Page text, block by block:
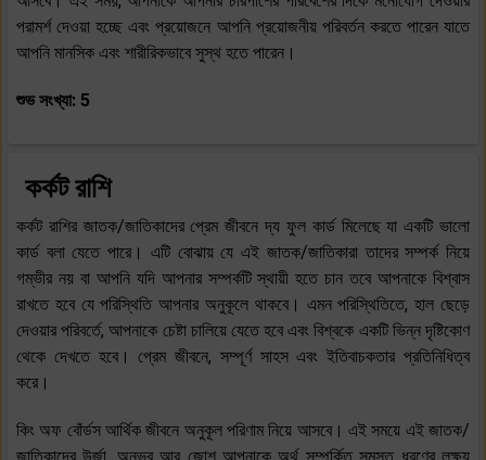
পরামর্শ দেওয়া হচ্ছে এবং প্রয়োজনে আপনি প্রয়োজনীয় পরিবর্তন করতে পারেন যাতে
আপনি মানসিক এবং শারীরিকভাবে সুস্থ হতে পারেন।
শুভ সংখ্যা: 5
কর্কট রাশি
কর্কট রাশির জাতক/জাতিকাদের প্রেম জীবনে দ্য ফুল কার্ড মিলেছে যা একটি ভালো
কার্ড বলা যেতে পারে। এটি বোঝায় যে এই জাতক/জাতিকারা তাদের সম্পর্ক নিয়ে
গম্ভীর নয় বা আপনি যদি আপনার সম্পর্কটি স্থায়ী হতে চান তবে আপনাকে বিশ্বাস
রাখতে হবে যে পরিস্থিতি আপনার অনুকূলে থাকবে। এমন পরিস্থিতিতে, হাল ছেড়ে
দেওয়ার পরিবর্তে, আপনাকে চেষ্টা চালিয়ে যেতে হবে এবং বিশ্বকে একটি ভিন্ন দৃষ্টিকোণ
থেকে দেখতে হবে। প্রেম জীবনে, সম্পূর্ণ সাহস এবং ইতিবাচকতার প্রতিনিধিত্ব
করে।
কিং অফ বোঁর্ডস আর্থিক জীবনে অনুকূল পরিণাম নিয়ে আসবে। এই সময়ে এই জাতক/